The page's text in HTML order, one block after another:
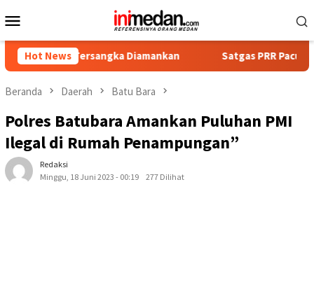
ke
Mobile
Hot News
Tersangka Diamankan Satgas PRR Pacu Realisasi
Beranda Daerah Batu Bara
Polres Batubara Amankan Puluhan PMI
Ilegal di Rumah Penampungan”
Redaksi
Minggu, 18 Juni 2023 - 00:19
277 Dilihat